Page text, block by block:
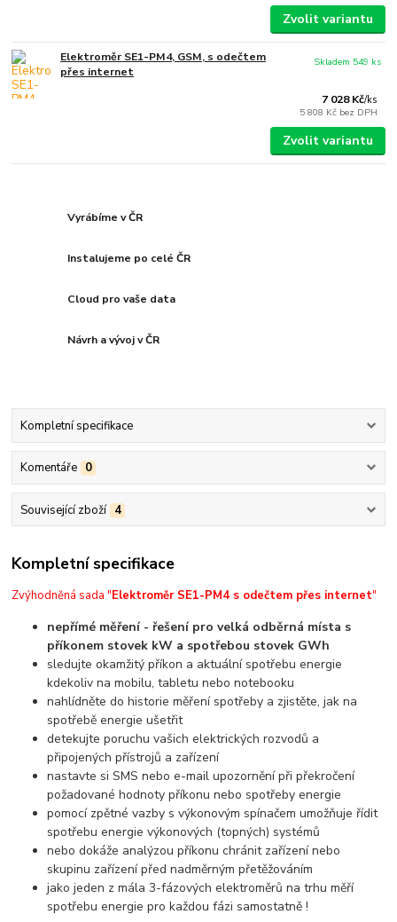
Zvolit variantu
Elektroměr SE1-PM4, GSM, s odečtem
přes internet
7 028 Kč/ks
5 808 Kč bez DPH
Skladem 549 ks
Zvolit variantu
Vyrábíme v ČR
Instalujeme po celé ČR
Cloud pro vaše data
Návrh a vývoj v ČR
Kompletní specifikace
Komentáře 0
Související zboží 4
Kompletní specifikace
Zvýhodněná sada "Elektroměr SE1-PM4 s odečtem přes internet"
nepřímé měření - řešení pro velká odběrná místa s
příkonem stovek kW a spotřebou stovek GWh
sledujte okamžitý příkon a aktuální spotřebu energie
kdekoliv na mobilu, tabletu nebo notebooku
nahlídněte do historie měření spotřeby a zjistěte, jak na
spotřebě energie ušetřit
detekujte poruchu vašich elektrických rozvodů a
připojených přístrojů a zařízení
nastavte si SMS nebo e-mail upozornění při překročení
požadované hodnoty příkonu nebo spotřeby energie
pomocí zpětné vazby s výkonovým spínačem umožňuje řídit
spotřebu energie výkonových (topných) systémů
nebo dokáže analýzou příkonu chránit zařízení nebo
skupinu zařízení před nadměrným přetěžováním
jako jeden z mála 3-fázových elektroměrů na trhu měří
spotřebu energie pro každou fázi samostatně !